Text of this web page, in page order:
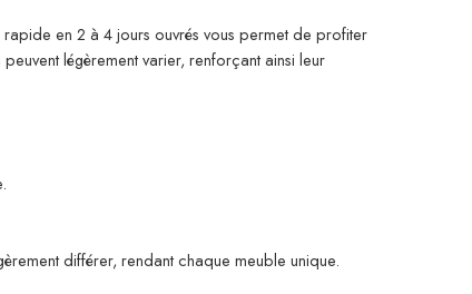
en 2 à 4 jours ouvrés vous permet de profiter
légèrement varier, renforçant ainsi leur
différer, rendant chaque meuble unique.